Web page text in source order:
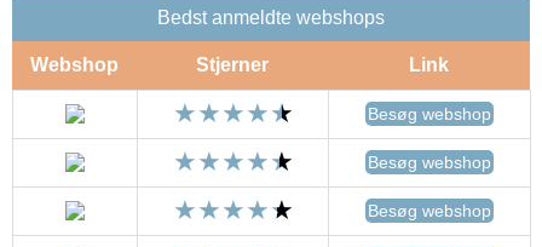
Bedst anmeldte webshops
Webshop Stjerner Link
Besøg webshop
Besøg webshop
Besøg webshop